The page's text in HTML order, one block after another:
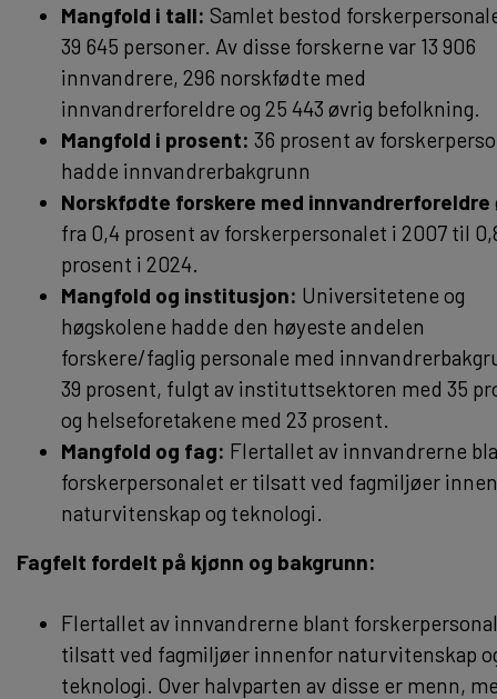
Mangfold i tall: Samlet bestod
39 645 personer. Av disse forskerne var 13 906
innvandrere, 296 norskfødte med
innvandrerforeldre og 25 443 øvrig befolkning.
Mangfold i prosent: 36 prosent av
hadde innvandrerbakgrunn
Norskfødte forskere med innvandrerforeldre
fra 0,4 prosent av forskerpersonalet i 2007 til
prosent i 2024.
Mangfold og institusjon: Universitetene og
høgskolene hadde den høyeste andelen
forskere/faglig personale med
39 prosent, fulgt av instituttsektoren med 35
og helseforetakene med 23 prosent.
Mangfold og fag: Flertallet av innvandrerne
forskerpersonalet er tilsatt ved fagmiljøer
naturvitenskap og teknologi.
Fagfelt fordelt på kjønn og bakgrunn:
Flertallet av innvandrerne blant
tilsatt ved fagmiljøer innenfor naturvitenskap
teknologi. Over halvparten av disse er menn,